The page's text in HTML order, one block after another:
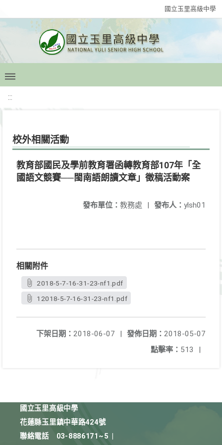
國立玉里高級中學
:::
校外相關活動
教育部國民及學前教育署函轉教育部107年「全
國語文競賽──閩南語朗讀文章」徵稿活動案
發布人： ylsh01
發布單位： 教務處 |
相關附件
2018-5-7-16-31-23-nf1.pdf
12018-5-7-16-31-23-nf1.pdf
發佈日期： 2018-05-07
下架日期： 2018-06-07
|
點擊率： 513 |
國立玉里高級中學
花蓮縣玉里鎮中華路424號
聯絡電話
03-8886171~5